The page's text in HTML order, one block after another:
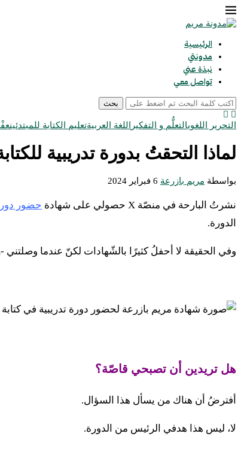
الرئيسية
مدونتي
نبذة عني
تواصل معي
بحث
التحرير اللغويالتعلُّم و التفكير اللغة العربيةتعليم الكتابة للمبتدئين
لماذا التحقتُ بدورة تدريبية
بواسطة مريم بازرعة 6 فبراير 2024
نشرتُ البارحة في منصّة X حصولي على شهادة حضور
الدورة.
وفي الحقيقة لا أحفلُ كثيرًا بالشّهادات لكنّ عندما
هل تريدين أن تصبحي قاصّة؟
أفترضُ أن هناك من يسأل هذا السؤال.
لا، ليس هذا هدفي الرئيس من الدورة.